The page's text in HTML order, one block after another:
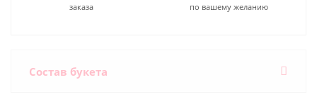
заказа
по вашему желанию
Состав букета